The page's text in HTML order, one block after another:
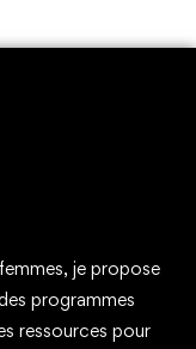
je propose
programmes
ressources pour